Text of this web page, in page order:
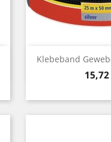
Klebeband
Preis
